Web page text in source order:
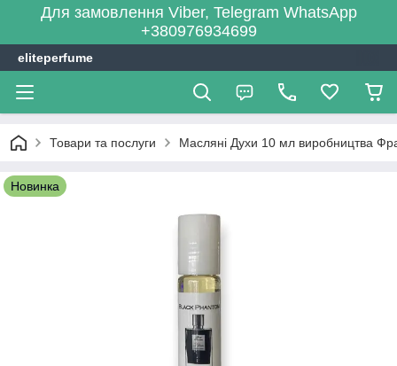
Для замовлення Viber, Telegram WhatsApp
+380976934699
eliteperfume
Товари та послуги Масляні Духи 10 мл виробництва
Новинка